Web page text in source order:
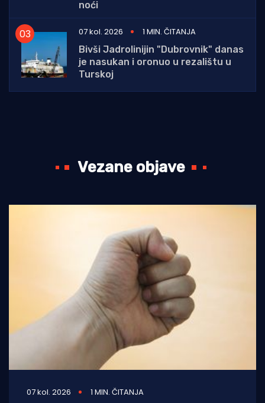
noći
07 kol. 2026
1 MIN. ČITANJA
Bivši Jadrolinijin "Dubrovnik" danas
je nasukan i oronuo u rezalištu u
Turskoj
Vezane objave
07 kol. 2026 1 MIN. ČITANJA